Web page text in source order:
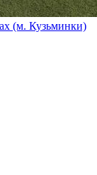
(м. Кузьминки)